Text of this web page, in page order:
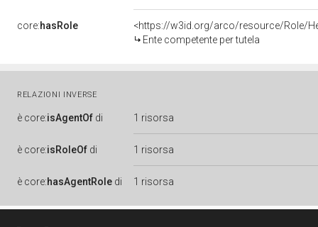
core:hasRole
<https://w3id.org/arco/resource/Role/
Ente competente per tutela
RELAZIONI INVERSE
è core:isAgentOf di 1 risorsa
è core:isRoleOf di 1 risorsa
è core:hasAgentRole di 1 risorsa